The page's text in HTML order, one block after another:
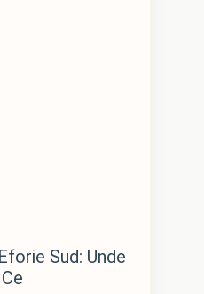
Sud: Unde